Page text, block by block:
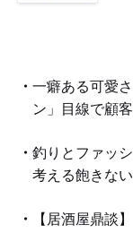
一癖ある可愛
ン」目線で顧
釣りとファッ
考える飽きな
【居酒屋鼎談